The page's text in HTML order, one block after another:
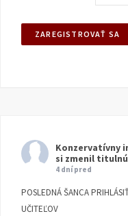
Konzervatívny
si zmenil
4 dní pred
POSLEDNÁ ŠANCA
UČITEĽOV